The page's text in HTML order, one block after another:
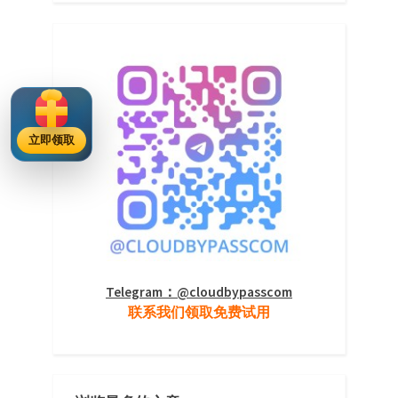
Telegram：@cloudbypasscom
联系我们领取免费试用
立即领取